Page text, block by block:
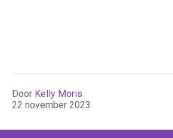
Door Kelly Moris
22 november 2023